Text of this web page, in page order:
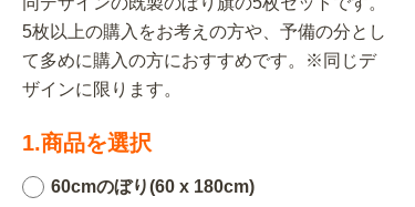
5枚以上の購入をお考えの方や、予備の分とし
て多めに購入の方におすすめです。※同じデ
ザインに限ります。
1.商品を選択
60cmのぼり(60 x 180cm)